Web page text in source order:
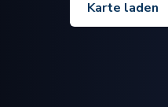
Karte laden